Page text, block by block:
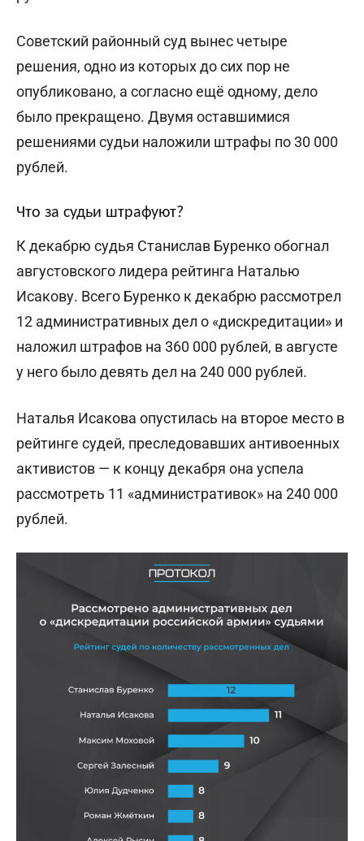
Советский районный суд вынес четыре
решения, одно из которых до сих пор не
опубликовано, а согласно ещё одному, дело
было прекращено. Двумя оставшимися
решениями судьи наложили штрафы по 30 000
рублей.
Что за судьи штрафуют?
К декабрю судья Станислав Буренко обогнал
августовского лидера рейтинга Наталью
Исакову. Всего Буренко к декабрю рассмотрел
12 административных дел о «дискредитации» и
наложил штрафов на 360 000 рублей, в августе
у него было девять дел на 240 000 рублей.
Наталья Исакова опустилась на второе место в
рейтинге судей, преследовавших антивоенных
активистов — к концу декабря она успела
рассмотреть 11 «административок» на 240 000
рублей.